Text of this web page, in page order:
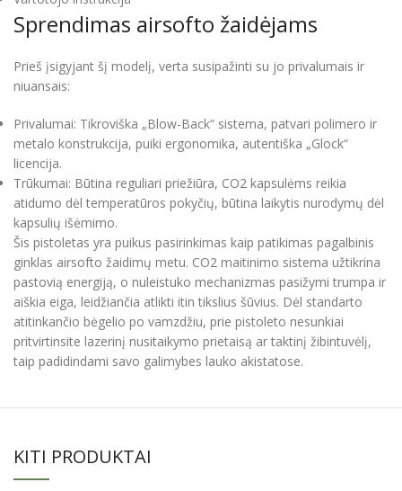
Sprendimas airsofto žaidėjams
Prieš įsigyjant šį modelį, verta susipažinti su jo privalumais ir
niuansais:
Privalumai: Tikroviška „Blow-Back“ sistema, patvari polimero ir
metalo konstrukcija, puiki ergonomika, autentiška „Glock“
licencija.
Trūkumai: Būtina reguliari priežiūra, CO2 kapsulėms reikia
atidumo dėl temperatūros pokyčių, būtina laikytis nurodymų dėl
kapsulių išėmimo.
Šis pistoletas yra puikus pasirinkimas kaip patikimas pagalbinis
ginklas airsofto žaidimų metu. CO2 maitinimo sistema užtikrina
pastovią energiją, o nuleistuko mechanizmas pasižymi trumpa ir
aiškia eiga, leidžiančia atlikti itin tikslius šūvius. Dėl standarto
atitinkančio bėgelio po vamzdžiu, prie pistoleto nesunkiai
pritvirtinsite lazerinį nusitaikymo prietaisą ar taktinį žibintuvėlį,
taip padidindami savo galimybes lauko akistatose.
KITI PRODUKTAI